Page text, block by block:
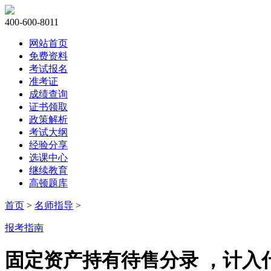
400-600-8011
网站首页
免费资料
考试报名
准考证
成绩查询
证书领取
政策解析
考试大纲
经验分享
选课中心
继续教育
高顿题库
首页 > 名师指导 >
报考指南
固定资产持有待售分录 ，计入